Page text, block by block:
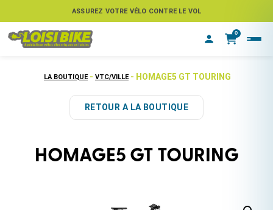
ASSUREZ VOTRE VÉLO CONTRE LE VOL
0
LA BOUTIQUE - VTC/VILLE - HOMAGE5 GT TOURING
RETOUR A LA BOUTIQUE
HOMAGE5 GT TOURING